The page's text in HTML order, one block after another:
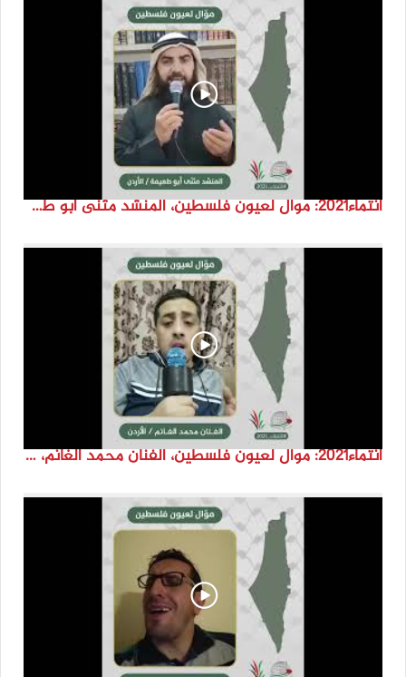
انتماء2021: موال لعيون فلسطين، المنشد مثنى ابو طعيمة، الاردن
انتماء2021: موال لعيون فلسطين، الفنان محمد الغانم، الاردن